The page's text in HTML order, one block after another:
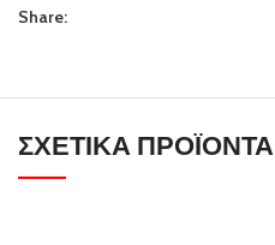
Share:
ΣΧΕΤΙΚΆ ΠΡΟΪΌΝΤΑ